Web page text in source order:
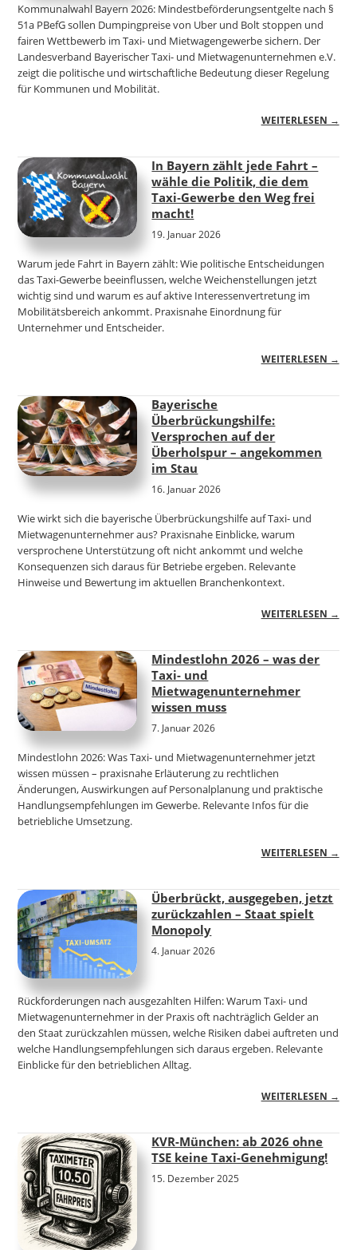
Kommunalwahl Bayern 2026: Mindestbeförderungsentgelte nach §
51a PBefG sollen Dumpingpreise von Uber und Bolt stoppen und
fairen Wettbewerb im Taxi- und Mietwagengewerbe sichern. Der
Landesverband Bayerischer Taxi- und Mietwagenunternehmen e.V.
zeigt die politische und wirtschaftliche Bedeutung dieser Regelung
für Kommunen und Mobilität.
WEITERLESEN →
In Bayern zählt jede Fahrt –
wähle die Politik, die dem
Taxi‑Gewerbe den Weg frei
macht!
19. Januar 2026
Warum jede Fahrt in Bayern zählt: Wie politische Entscheidungen
das Taxi-Gewerbe beeinflussen, welche Weichenstellungen jetzt
wichtig sind und warum es auf aktive Interessenvertretung im
Mobilitätsbereich ankommt. Praxisnahe Einordnung für
Unternehmer und Entscheider.
WEITERLESEN →
Bayerische
Überbrückungshilfe:
Versprochen auf der
Überholspur – angekommen
im Stau
16. Januar 2026
Wie wirkt sich die bayerische Überbrückungshilfe auf Taxi- und
Mietwagenunternehmer aus? Praxisnahe Einblicke, warum
versprochene Unterstützung oft nicht ankommt und welche
Konsequenzen sich daraus für Betriebe ergeben. Relevante
Hinweise und Bewertung im aktuellen Branchenkontext.
WEITERLESEN →
Mindestlohn 2026 – was der
Taxi- und
Mietwagenunternehmer
wissen muss
7. Januar 2026
Mindestlohn 2026: Was Taxi- und Mietwagenunternehmer jetzt
wissen müssen – praxisnahe Erläuterung zu rechtlichen
Änderungen, Auswirkungen auf Personalplanung und praktische
Handlungsempfehlungen im Gewerbe. Relevante Infos für die
betriebliche Umsetzung.
WEITERLESEN →
Überbrückt, ausgegeben, jetzt
zurückzahlen – Staat spielt
Monopoly
4. Januar 2026
Rückforderungen nach ausgezahlten Hilfen: Warum Taxi- und
Mietwagenunternehmer in der Praxis oft nachträglich Gelder an
den Staat zurückzahlen müssen, welche Risiken dabei auftreten und
welche Handlungsempfehlungen sich daraus ergeben. Relevante
Einblicke für den betrieblichen Alltag.
WEITERLESEN →
KVR-München: ab 2026 ohne
TSE keine Taxi-Genehmigung!
15. Dezember 2025